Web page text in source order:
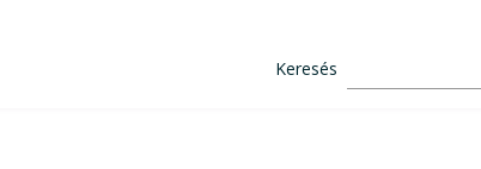
Keresés